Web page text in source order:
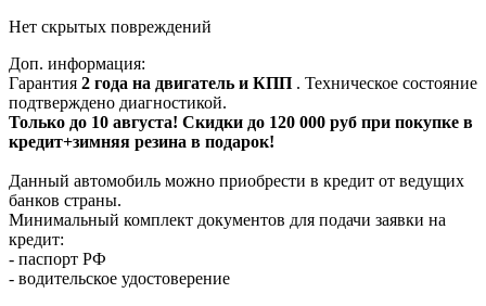
Нет скрытых повреждений
Доп. информация:
Гарантия 2 года на двигатель и КПП . Техническое состояние
подтверждено диагностикой.
Только до 10 августа! Скидки до 120 000 руб при покупке в
кредит+зимняя резина в подарок!
Данный автомобиль можно приобрести в кредит от ведущих
банков страны.
Минимальный комплект документов для подачи заявки на
кредит:
- паспорт РФ
- водительское удостоверение